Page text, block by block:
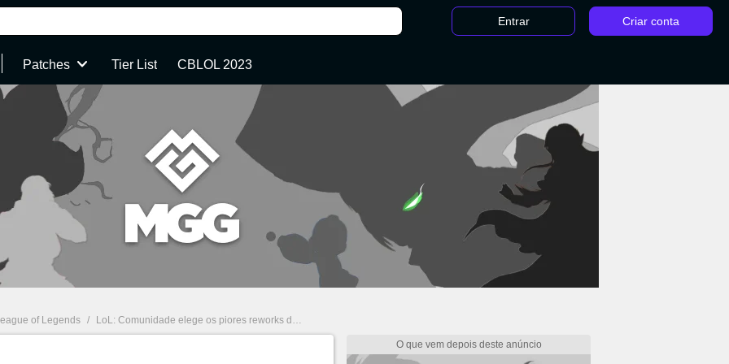
Entrar Criar conta
Patches Tier List CBLOL 2023
of Legends / LoL: Comunidade elege os piores reworks da história do MOBA